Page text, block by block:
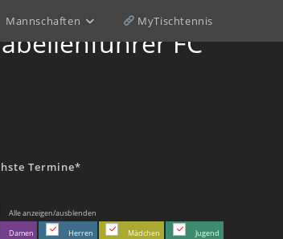
Mannschaften MyTischtennis
FC
Termine*
Alle anzeigen/ausblenden
Damen
Herren Mädchen Jugend